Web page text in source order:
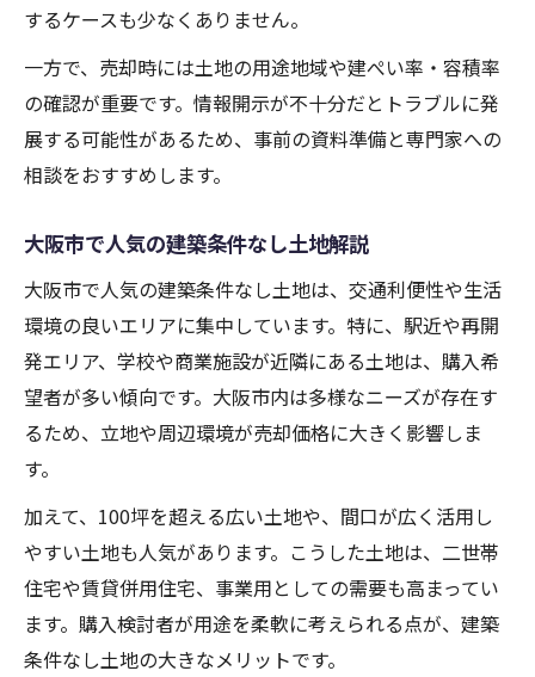
するケースも少なくありません。
一方で、売却時には土地の用途地域や建ぺい率・容積率
の確認が重要です。情報開示が不十分だとトラブルに発
展する可能性があるため、事前の資料準備と専門家への
相談をおすすめします。
大阪市で人気の建築条件なし土地解説
大阪市で人気の建築条件なし土地は、交通利便性や生活
環境の良いエリアに集中しています。特に、駅近や再開
発エリア、学校や商業施設が近隣にある土地は、購入希
望者が多い傾向です。大阪市内は多様なニーズが存在す
るため、立地や周辺環境が売却価格に大きく影響しま
す。
加えて、100坪を超える広い土地や、間口が広く活用し
やすい土地も人気があります。こうした土地は、二世帯
住宅や賃貸併用住宅、事業用としての需要も高まってい
ます。購入検討者が用途を柔軟に考えられる点が、建築
条件なし土地の大きなメリットです。